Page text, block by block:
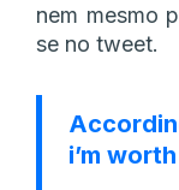
nem mesmo
se no tweet.
i’m